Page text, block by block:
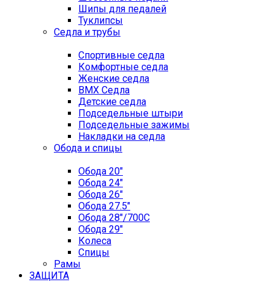
Шипы для педалей
Туклипсы
Седла и трубы
Спортивные седла
Комфортные седла
Женские седла
BMX Седла
Детские седла
Подседельные штыри
Подседельные зажимы
Накладки на седла
Обода и спицы
Обода 20"
Обода 24"
Обода 26"
Обода 27.5"
Обода 28"/700C
Обода 29"
Колеса
Спицы
Рамы
ЗАЩИТА